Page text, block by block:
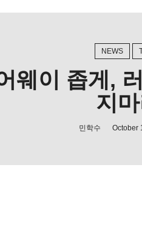
NEWS
웨이 좁게,
지
민학수 October